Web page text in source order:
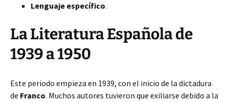
Lenguaje específico.
La Literatura Española de
1939 a 1950
Este periodo empieza en 1939, con el inicio de la dictadura
de Franco. Muchos autores tuvieron que exiliarse debido a la